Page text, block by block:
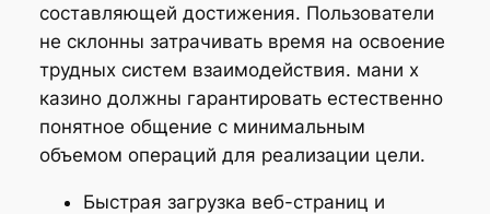
составляющей достижения. Пользователи
не склонны затрачивать время на освоение
трудных систем взаимодействия. мани х
казино должны гарантировать естественно
понятное общение с минимальным
объемом операций для реализации цели.
Быстрая загрузка веб-страниц и